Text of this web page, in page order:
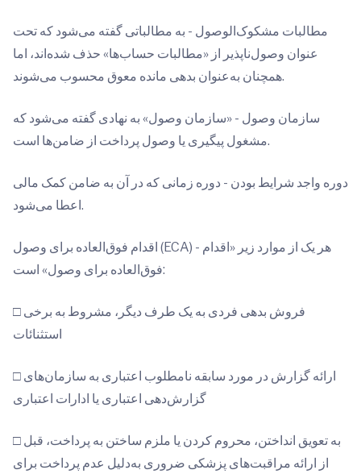
مطالبات مشکوک‌الوصول - به مطالباتی گفته می‌شود که تحت
عنوان وصول‌ناپذیر از «مطالبات حساب‌ها» حذف شده‌اند، اما
همچنان به‌عنوان بدهی مانده معوق محسوب می‌شوند.
سازمان وصول - «سازمان وصول» به نهادی گفته می‌شود که
مشغول پیگیری یا وصول پرداخت از ضامن‌ها است.
دوره واجد شرایط بودن - دوره زمانی که در آن به ضامن کمک مالی
اعطا می‌شود.
اقدام فوق‌العاده برای وصول (ECA) - هر یک از موارد زیر «اقدام
فوق‌العاده برای وصول» است:
□ فروش بدهی فردی به یک طرف دیگر، مشروط به برخی
استثنائات
□ ارائه گزارش در مورد سابقه نامطلوب اعتباری به سازمان‌های
گزارش‌دهی اعتباری یا ادارات اعتباری
□ به تعویق انداختن، محروم کردن یا ملزم ساختن به پرداخت، قبل
از ارائه مراقبت‌های پزشکی ضروری به‌دلیل عدم پرداخت برای